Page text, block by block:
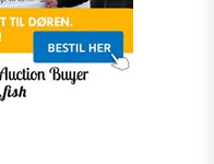
til at finde studentergaven fra